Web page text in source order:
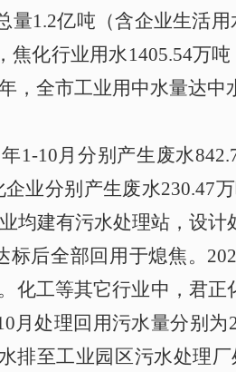
1.2亿吨（含企业生活
化行业用水1405.54万
，全市工业用中水量达中
1-10月分别产生废水
业分别产生废水230.47
均建有污水处理站，设
后全部回用于熄焦。
化工等其它行业中，君正
月处理回用污水量分别
排至工业园区污水处理